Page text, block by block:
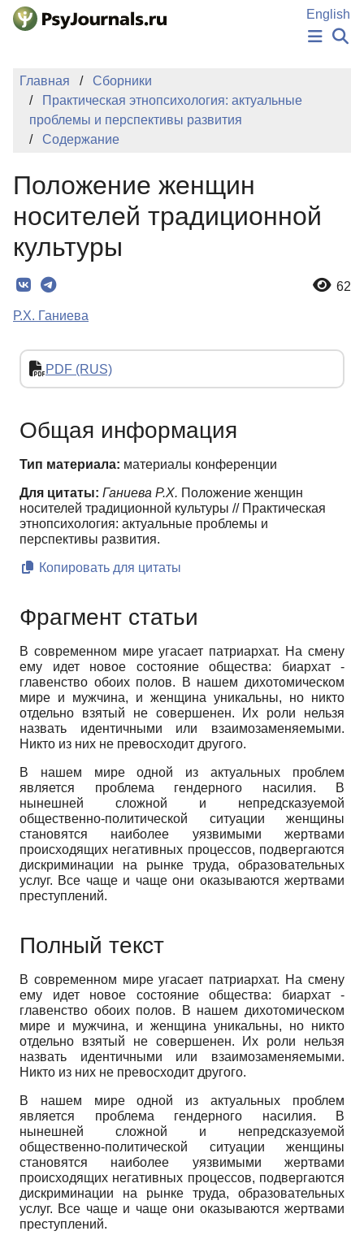
Перейти к основному содержанию
English
НОВОСТИ
ПОДАТЬ РУКОПИСЬ
Регистрация
Главная
Сборники
Практическая этнопсихология: актуальные
проблемы и перспективы развития
Содержание
Положение женщин
носителей традиционной
культуры
62
Р.Х. Ганиева
PDF (RUS)
Общая информация
Тип материала: материалы конференции
Для цитаты: Ганиева Р.Х. Положение женщин
носителей традиционной культуры // Практическая
этнопсихология: актуальные проблемы и
перспективы развития.
Копировать для цитаты
Фрагмент статьи
В современном мире угасает патриархат. На смену
ему идет новое со­стояние общества: биархат -
главенство обоих полов. В нашем дихотоми­ческом
мире и мужчина, и женщина уникальны, но никто
отдельно взятый не совершенен. Их роли нельзя
назвать идентичными или взаимозаменяе­мыми.
Никто из них не превосходит другого.
В нашем мире одной из актуальных проблем
является проблема гендерного насилия. В
нынешней сложной и непредсказуемой
общественно-политической ситуации женщины
становятся наиболее уязвимыми жерт­вами
происходящих негативных процессов, подвергаются
дискриминации на рынке труда, образовательных
услуг. Все чаще и чаще они оказываются жертвами
преступлений.
Полный текст
В современном мире угасает патриархат. На смену
ему идет новое со­стояние общества: биархат -
главенство обоих полов. В нашем дихотоми­ческом
мире и мужчина, и женщина уникальны, но никто
отдельно взятый не совершенен. Их роли нельзя
назвать идентичными или взаимозаменяе­мыми.
Никто из них не превосходит другого.
В нашем мире одной из актуальных проблем
является проблема гендерного насилия. В
нынешней сложной и непредсказуемой
общественно-политической ситуации женщины
становятся наиболее уязвимыми жерт­вами
происходящих негативных процессов, подвергаются
дискриминации на рынке труда, образовательных
услуг. Все чаще и чаще они оказываются жертвами
преступлений.